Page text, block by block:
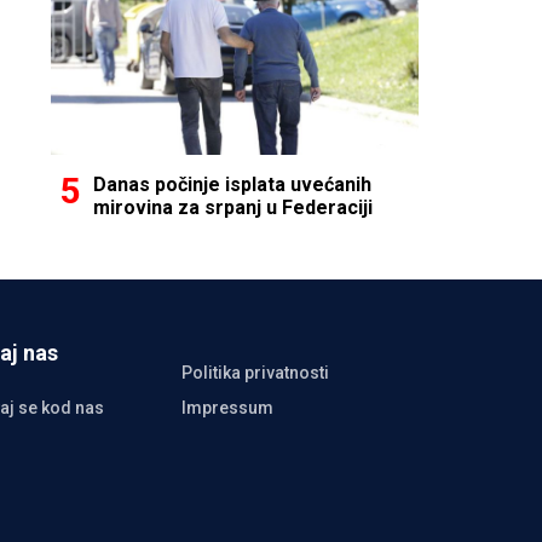
Danas počinje isplata uvećanih
mirovina za srpanj u Federaciji
nas
Politika privatnosti
se kod nas
Impressum